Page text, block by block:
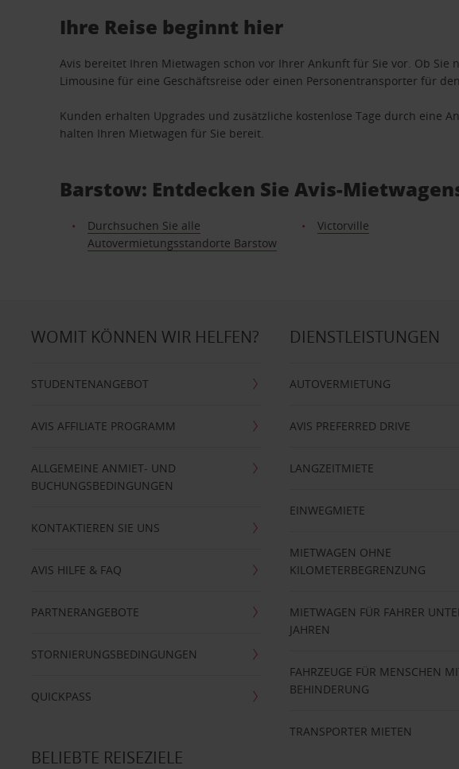
Ihre Reise beginnt hier
Avis bereitet Ihren Mietwagen schon vor Ihrer Ankunft für Sie vor. Ob
Limousine für eine Geschäftsreise oder einen Personentransporter für
Kunden erhalten Upgrades und zusätzliche kostenlose Tage durch eine
halten Ihren Mietwagen für Sie bereit.
Barstow: Entdecken Sie Avis-
Durchsuchen Sie alle
Autovermietungsstandorte Barstow
Victorville
WOMIT KÖNNEN WIR HELFEN?
STUDENTENANGEBOT
AVIS AFFILIATE PROGRAMM
ALLGEMEINE ANMIET- UND
BUCHUNGSBEDINGUNGEN
KONTAKTIEREN SIE UNS
AVIS HILFE & FAQ
PARTNERANGEBOTE
STORNIERUNGSBEDINGUNGEN
QUICKPASS
DIENSTLEISTUNGEN
AUTOVERMIETUNG
AVIS PREFERRED DRIVE
LANGZEITMIETE
EINWEGMIETE
MIETWAGEN OHNE
KILOMETERBEGRENZUNG
MIETWAGEN FÜR FAHRER
JAHREN
FAHRZEUGE FÜR MENSCHEN
BEHINDERUNG
TRANSPORTER MIETEN
BELIEBTE REISEZIELE